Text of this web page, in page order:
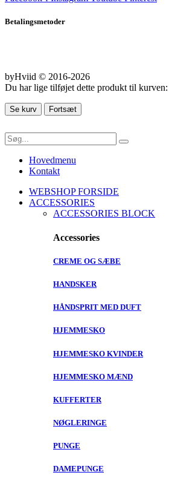
Betalingsmetoder
byHviid © 2016-2026
Du har lige tilføjet dette produkt til kurven:
Se kurv Fortsæt
Hovedmenu
Kontakt
WEBSHOP FORSIDE
ACCESSORIES
ACCESSORIES BLOCK
Accessories
CREME OG SÆBE
HANDSKER
HÅNDSPRIT MED DUFT
HJEMMESKO
HJEMMESKO KVINDER
HJEMMESKO MÆND
KUFFERTER
NØGLERINGE
PUNGE
DAMEPUNGE